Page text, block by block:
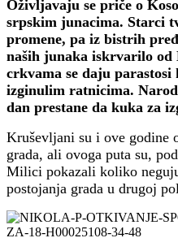
Oživljavaju se priče o
srpskim junacima. Starci
promene, pa iz bistrih
naših junaka iskrvarilo od
crkvama se daju parastosi
izginulim ratnicima.
dan prestane da kuka za
Kruševljani su i ove godine
grada, ali ovoga puta su,
Milici pokazali koliko
postojanja grada u drugoj